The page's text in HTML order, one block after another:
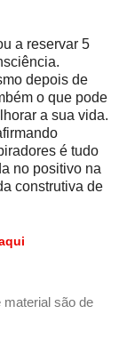
a reservar 5
depois de
o que pode
a sua vida.
é tudo
no positivo na
construtiva de
material são de